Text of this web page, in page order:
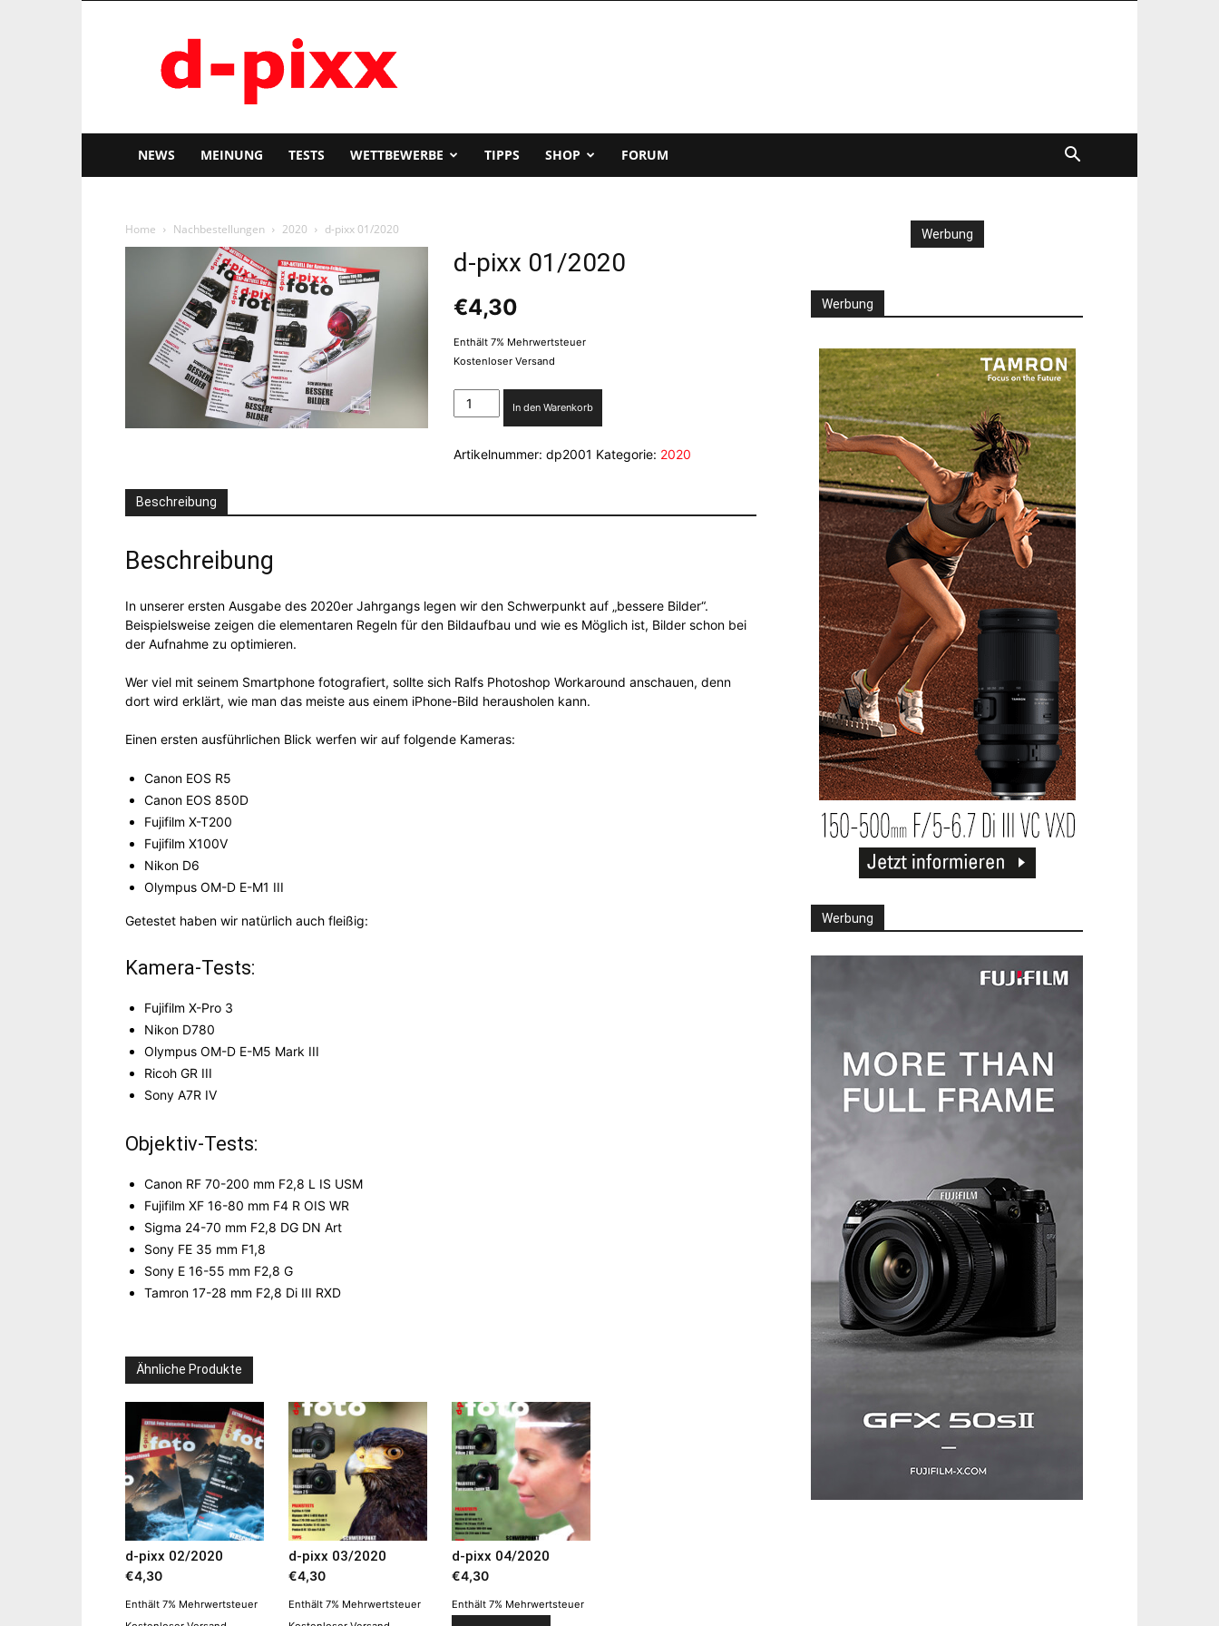
pixx
NEWS MEINUNG TESTS WETTBEWERBE TIPPS SHOP FORUM
Home Nachbestellungen 2020 d-pixx 01/2020
d-pixx 01/2020
€4,30
Enthält 7% Mehrwertsteuer
Kostenloser Versand
pixx
Menge
In den Warenkorb
Artikelnummer: dp2001 Kategorie: 2020
Beschreibung
Beschreibung
In unserer ersten Ausgabe des 2020er Jahrgangs legen wir den Schwerpunkt auf „bessere Bilder“.
Beispielsweise zeigen die elementaren Regeln für den Bildaufbau und wie es Möglich ist, Bilder schon bei
der Aufnahme zu optimieren.
Wer viel mit seinem Smartphone fotografiert, sollte sich Ralfs Photoshop Workaround anschauen, denn
dort wird erklärt, wie man das meiste aus einem iPhone-Bild herausholen kann.
Einen ersten ausführlichen Blick werfen wir auf folgende Kameras:
Canon EOS R5
Canon EOS 850D
Fujifilm X-T200
Fujifilm X100V
Nikon D6
Olympus OM-D E-M1 III
Getestet haben wir natürlich auch fleißig:
Kamera-Tests:
Fujifilm X-Pro 3
Nikon D780
Olympus OM-D E-M5 Mark III
Ricoh GR III
Sony A7R IV
Objektiv-Tests:
Canon RF 70-200 mm F2,8 L IS USM
Fujifilm XF 16-80 mm F4 R OIS WR
Sigma 24-70 mm F2,8 DG DN Art
Sony FE 35 mm F1,8
Sony E 16-55 mm F2,8 G
Tamron 17-28 mm F2,8 Di III RXD
Ähnliche Produkte
d-pixx 02/2020
€4,30
Enthält 7% Mehrwertsteuer
d-pixx 03/2020
€4,30
Enthält 7% Mehrwertsteuer
d-pixx 04/2020
€4,30
Enthält 7% Mehrwertsteuer
Werbung
Werbung
Werbung